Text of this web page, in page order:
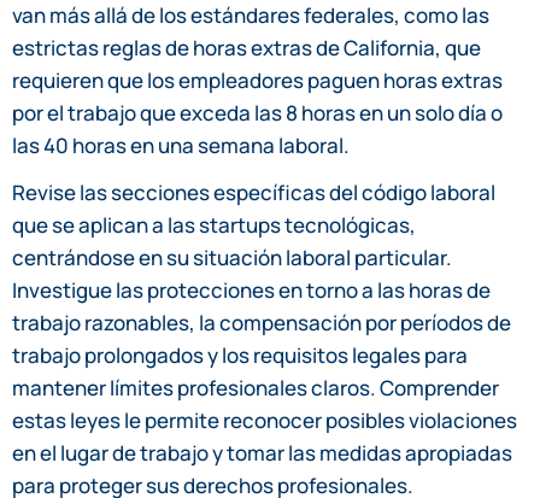
van más allá de los estándares federales, como las
estrictas reglas de horas extras de California, que
requieren que los empleadores paguen horas extras
por el trabajo que exceda las 8 horas en un solo día o
las 40 horas en una semana laboral.
Revise las secciones específicas del código laboral
que se aplican a las startups tecnológicas,
centrándose en su situación laboral particular.
Investigue las protecciones en torno a las horas de
trabajo razonables, la compensación por períodos de
trabajo prolongados y los requisitos legales para
mantener límites profesionales claros. Comprender
estas leyes le permite reconocer posibles violaciones
en el lugar de trabajo y tomar las medidas apropiadas
para proteger sus derechos profesionales.